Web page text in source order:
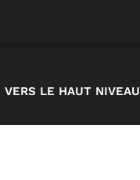
VERS LE HAUT NIVEAU